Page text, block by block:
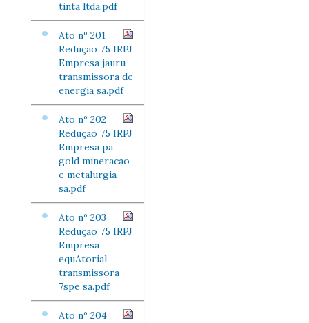
tinta ltda.pdf
Ato nº 201
Redução 75 IRPJ
Empresa jauru
transmissora de
energia sa.pdf
Ato nº 202
Redução 75 IRPJ
Empresa pa
gold mineracao
e metalurgia
sa.pdf
Ato nº 203
Redução 75 IRPJ
Empresa
equAtorial
transmissora
7spe sa.pdf
Ato nº 204